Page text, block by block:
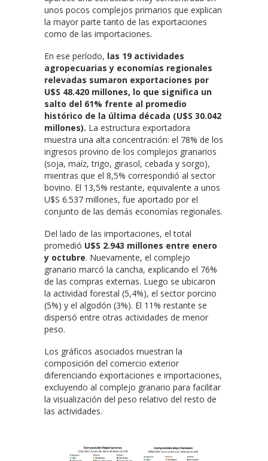
unos pocos complejos primarios que explican
la mayor parte tanto de las exportaciones
como de las importaciones.
En ese período, las 19 actividades
agropecuarias y economías regionales
relevadas sumaron exportaciones por
U$S 48.420 millones, lo que significa un
salto del 61% frente al promedio
histórico de la última década (U$S 30.042
millones). La estructura exportadora
muestra una alta concentración: el 78% de los
ingresos provino de los complejos granarios
(soja, maíz, trigo, girasol, cebada y sorgo),
mientras que el 8,5% correspondió al sector
bovino. El 13,5% restante, equivalente a unos
U$S 6.537 millones, fue aportado por el
conjunto de las demás economías regionales.
Del lado de las importaciones, el total
promedió U$S 2.943 millones entre enero
y octubre. Nuevamente, el complejo
granario marcó la cancha, explicando el 76%
de las compras externas. Luego se ubicaron
la actividad forestal (5,4%), el sector porcino
(5%) y el algodón (3%). El 11% restante se
dispersó entre otras actividades de menor
peso.
Los gráficos asociados muestran la
composición del comercio exterior
diferenciando exportaciones e importaciones,
excluyendo al complejo granario para facilitar
la visualización del peso relativo del resto de
las actividades.